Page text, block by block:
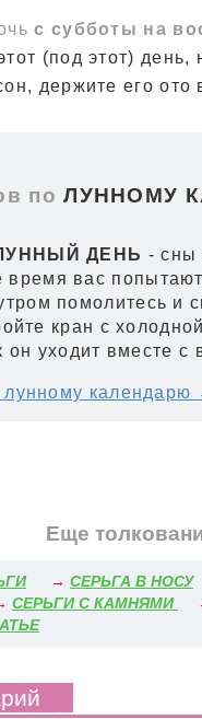
с субботы на
(под этот) день,
держите его ото
по ЛУННОМУ
ДЕНЬ - сны
вас
помолитесь и
кран с
он уходит вместе с
календарю
Еще
→ СЕРЬГА В НОСУ
СЕРЬГИ С КАМНЯМИ